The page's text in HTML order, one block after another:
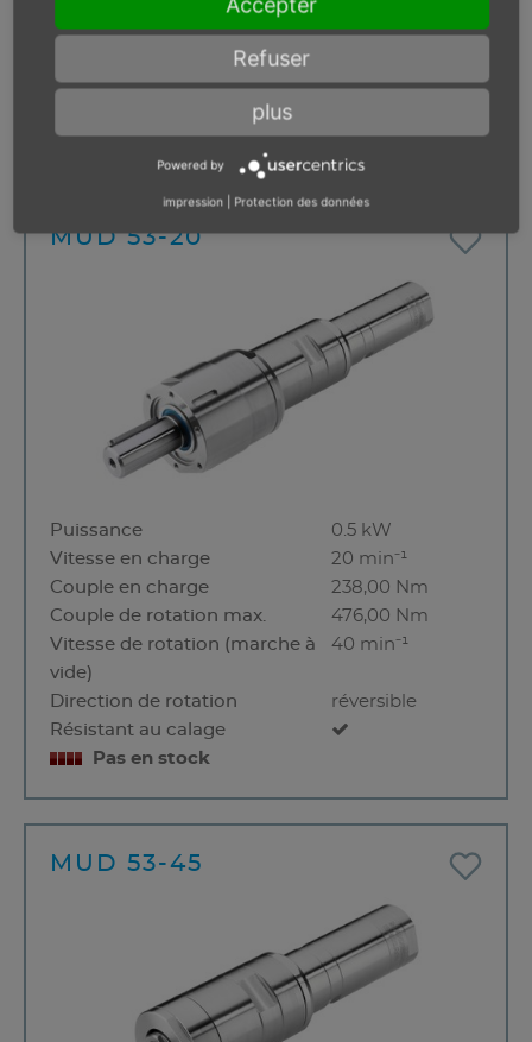
Vitesse de rotation (marche à
Pas en stock
MUD 53-20
Puissance
0.5 kW
Vitesse en charge
20 min⁻¹
Couple en charge
238,00 Nm
Couple de rotation max.
476,00 Nm
Vitesse de rotation (marche à
vide)
40 min⁻¹
Direction de rotation
réversible
Résistant au calage
Pas en stock
MUD 53-45
Refuser
plus
Powered by
impression Protection des données